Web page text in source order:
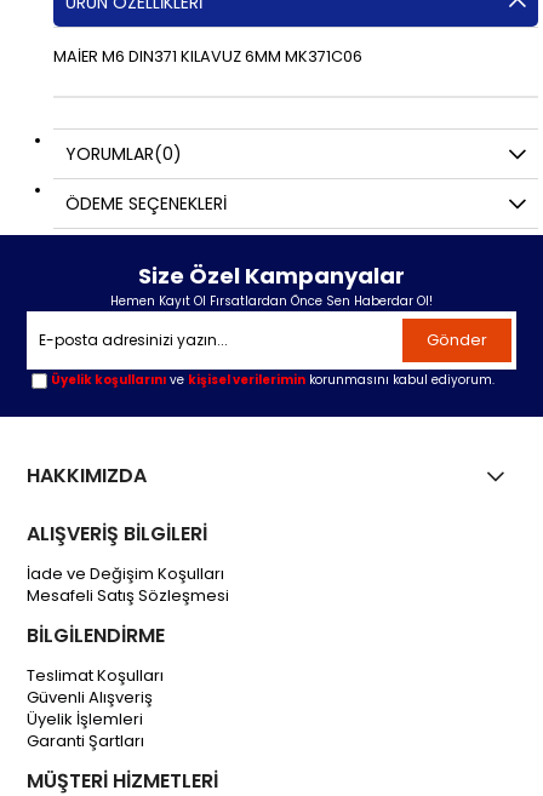
MAİER M6 DIN371 KILAVUZ 6MM MK371C06
YORUMLAR(0)
ÖDEME SEÇENEKLERI
Size Özel Kampanyalar
Hemen Kayıt Ol Fırsatlardan Önce Sen Haberdar Ol!
Gönder
Üyelik koşullarını ve kişisel verilerimin korunmasını kabul ediyorum.
HAKKIMIZDA
ALIŞVERİŞ BİLGİLERİ
İade ve Değişim Koşulları
Mesafeli Satış Sözleşmesi
BİLGİLENDİRME
Teslimat Koşulları
Güvenli Alışveriş
Üyelik İşlemleri
Garanti Şartları
MÜŞTERİ HİZMETLERİ